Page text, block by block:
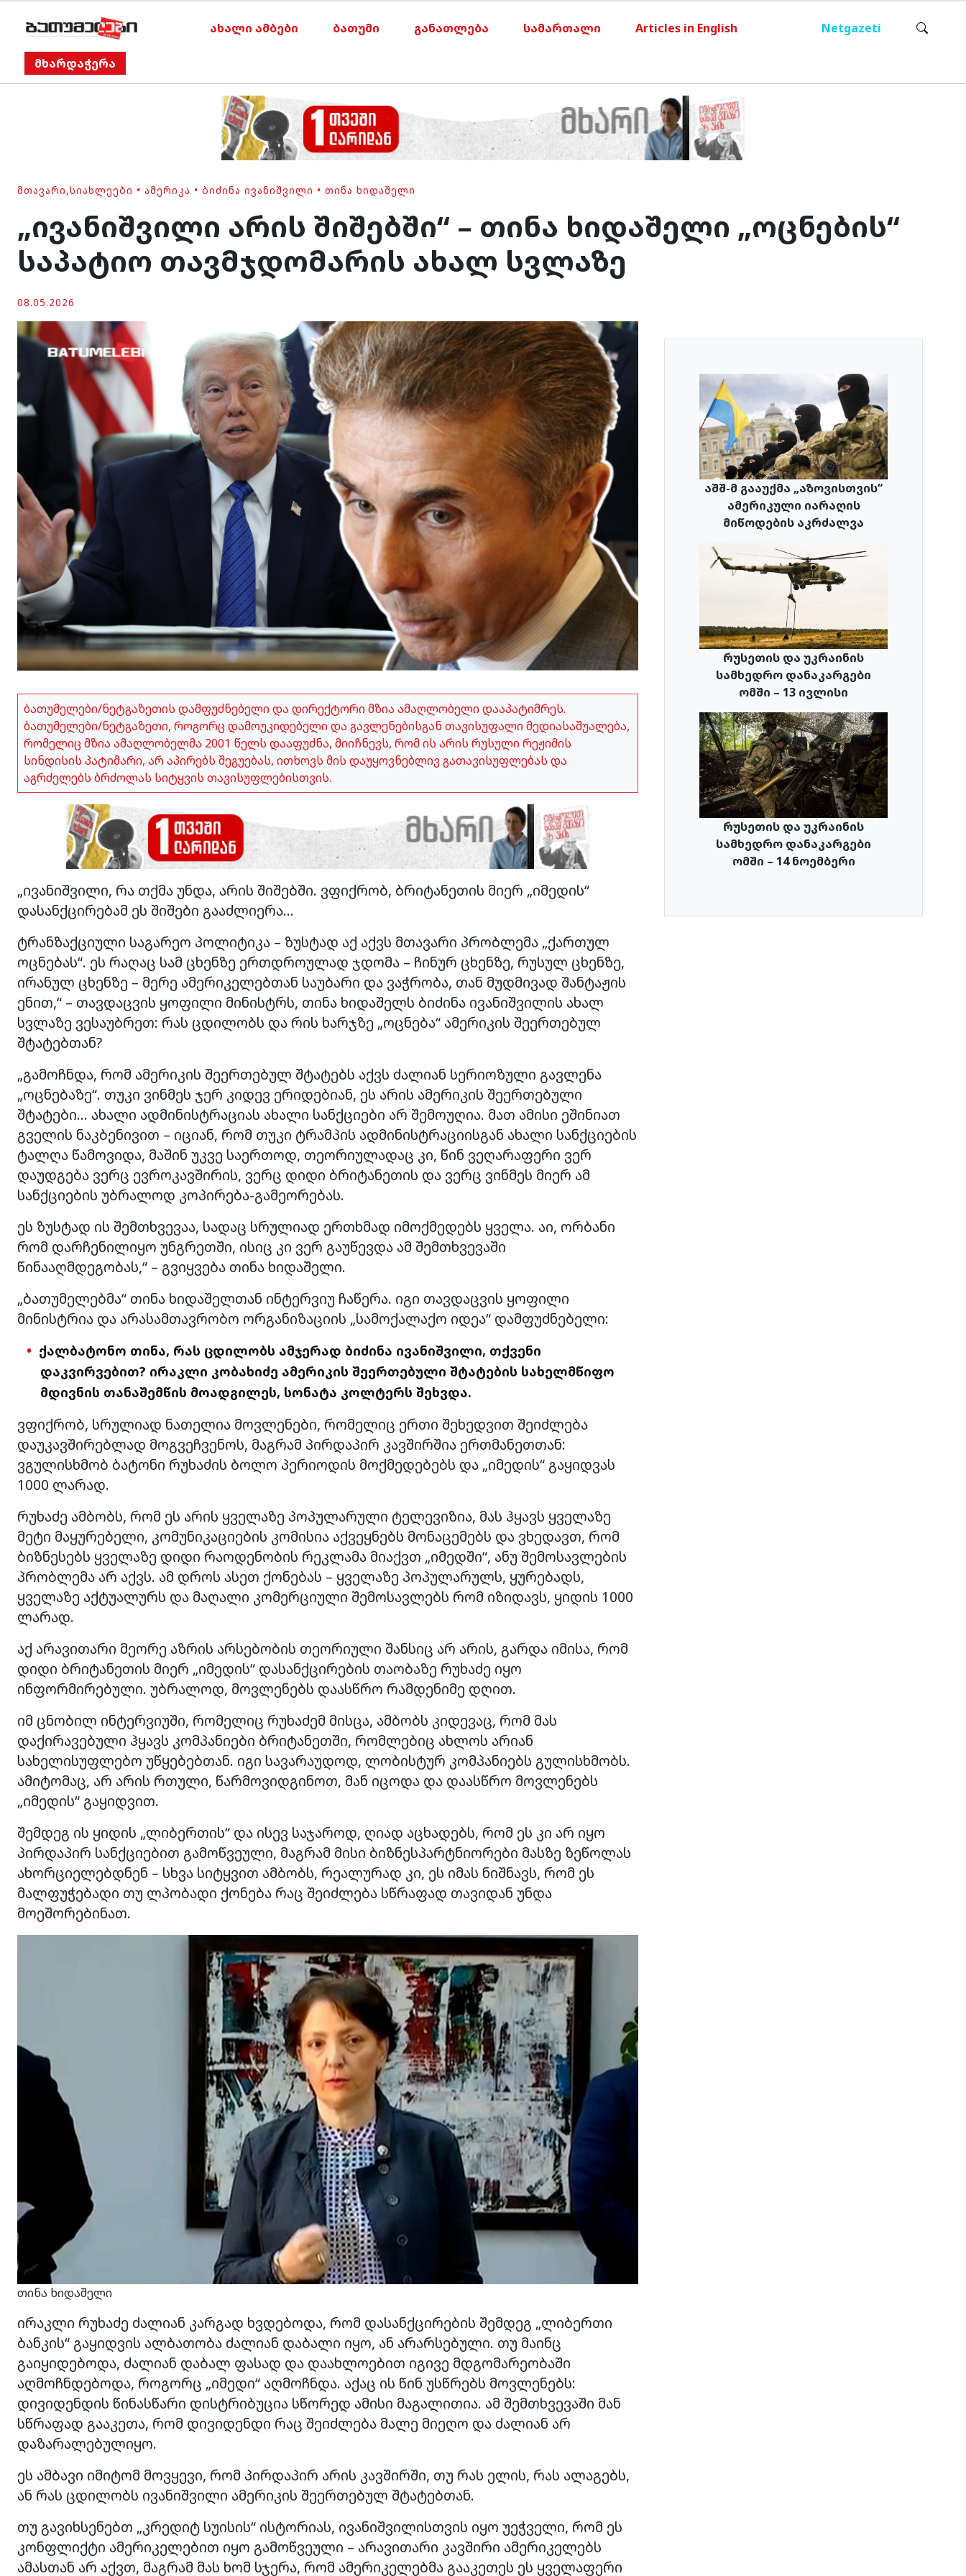
ახალი ამბები ბათუმი განათლება სამართალი Articles in English Netgazeti
მხარდაჭერა
ᲛᲗᲐᲕᲐᲠᲘ,ᲡᲘᲐᲮᲚᲔᲔᲑᲘ • ᲐᲛᲔᲠᲘᲙᲐ • ᲑᲘᲫᲘᲜᲐ ᲘᲕᲐᲜᲘᲨᲕᲘᲚᲘ • ᲗᲘᲜᲐ ᲮᲘᲓᲐᲨᲔᲚᲘ
„ივანიშვილი არის შიშებში“ – თინა ხიდაშელი „ოცნების“
საპატიო თავმჯდომარის ახალ სვლაზე
08.05.2026
ბათუმელები/ნეტგაზეთის დამფუძნებელი და დირექტორი მზია ამაღლობელი დააპატიმრეს.
ბათუმელები/ნეტგაზეთი, როგორც დამოუკიდებელი და გავლენებისგან თავისუფალი მედიასაშუალება,
რომელიც მზია ამაღლობელმა 2001 წელს დააფუძნა, მიიჩნევს, რომ ის არის რუსული რეჟიმის
სინდისის პატიმარი, არ აპირებს შეგუებას, ითხოვს მის დაუყოვნებლივ გათავისუფლებას და
აგრძელებს ბრძოლას სიტყვის თავისუფლებისთვის.
„ივანიშვილი, რა თქმა უნდა, არის შიშებში. ვფიქრობ, ბრიტანეთის მიერ „იმედის“
დასანქცირებამ ეს შიშები გააძლიერა…
ტრანზაქციული საგარეო პოლიტიკა – ზუსტად აქ აქვს მთავარი პრობლემა „ქართულ
ოცნებას“. ეს რაღაც სამ ცხენზე ერთდროულად ჯდომა – ჩინურ ცხენზე, რუსულ ცხენზე,
ირანულ ცხენზე – მერე ამერიკელებთან საუბარი და ვაჭრობა, თან მუდმივად შანტაჟის
ენით,“ – თავდაცვის ყოფილი მინისტრს, თინა ხიდაშელს ბიძინა ივანიშვილის ახალ
სვლაზე ვესაუბრეთ: რას ცდილობს და რის ხარჯზე „ოცნება“ ამერიკის შეერთებულ
შტატებთან?
„გამოჩნდა, რომ ამერიკის შეერთებულ შტატებს აქვს ძალიან სერიოზული გავლენა
„ოცნებაზე“. თუკი ვინმეს ჯერ კიდევ ერიდებიან, ეს არის ამერიკის შეერთებული
შტატები… ახალი ადმინისტრაციას ახალი სანქციები არ შემოუღია. მათ ამისი ეშინიათ
გველის ნაკბენივით – იციან, რომ თუკი ტრამპის ადმინისტრაციისგან ახალი სანქციების
ტალღა წამოვიდა, მაშინ უკვე საერთოდ, თეორიულადაც კი, წინ ვეღარაფერი ვერ
დაუდგება ვერც ევროკავშირის, ვერც დიდი ბრიტანეთის და ვერც ვინმეს მიერ ამ
სანქციების უბრალოდ კოპირება-გამეორებას.
ეს ზუსტად ის შემთხვევაა, სადაც სრულიად ერთხმად იმოქმედებს ყველა. აი, ორბანი
რომ დარჩენილიყო უნგრეთში, ისიც კი ვერ გაუწევდა ამ შემთხვევაში
წინააღმდეგობას,“ – გვიყვება თინა ხიდაშელი.
„ბათუმელებმა“ თინა ხიდაშელთან ინტერვიუ ჩაწერა. იგი თავდაცვის ყოფილი
მინისტრია და არასამთავრობო ორგანიზაციის „სამოქალაქო იდეა“ დამფუძნებელი:
ქალბატონო თინა, რას ცდილობს ამჯერად ბიძინა ივანიშვილი, თქვენი
დაკვირვებით? ირაკლი კობახიძე ამერიკის შეერთებული შტატების სახელმწიფო
მდივნის თანაშემწის მოადგილეს, სონატა კოლტერს შეხვდა.
ვფიქრობ, სრულიად ნათელია მოვლენები, რომელიც ერთი შეხედვით შეიძლება
დაუკავშირებლად მოგვეჩვენოს, მაგრამ პირდაპირ კავშირშია ერთმანეთთან:
ვგულისხმობ ბატონი რუხაძის ბოლო პერიოდის მოქმედებებს და „იმედის“ გაყიდვას
1000 ლარად.
რუხაძე ამბობს, რომ ეს არის ყველაზე პოპულარული ტელევიზია, მას ჰყავს ყველაზე
მეტი მაყურებელი, კომუნიკაციების კომისია აქვეყნებს მონაცემებს და ვხედავთ, რომ
ბიზნესებს ყველაზე დიდი რაოდენობის რეკლამა მიაქვთ „იმედში“, ანუ შემოსავლების
პრობლემა არ აქვს. ამ დროს ასეთ ქონებას – ყველაზე პოპულარულს, ყურებადს,
ყველაზე აქტუალურს და მაღალი კომერციული შემოსავლებს რომ იზიდავს, ყიდის 1000
ლარად.
აქ არავითარი მეორე აზრის არსებობის თეორიული შანსიც არ არის, გარდა იმისა, რომ
დიდი ბრიტანეთის მიერ „იმედის“ დასანქცირების თაობაზე რუხაძე იყო
ინფორმირებული. უბრალოდ, მოვლენებს დაასწრო რამდენიმე დღით.
იმ ცნობილ ინტერვიუში, რომელიც რუხაძემ მისცა, ამბობს კიდევაც, რომ მას
დაქირავებული ჰყავს კომპანიები ბრიტანეთში, რომლებიც ახლოს არიან
სახელისუფლებო უწყებებთან. იგი სავარაუდოდ, ლობისტურ კომპანიებს გულისხმობს.
ამიტომაც, არ არის რთული, წარმოვიდგინოთ, მან იცოდა და დაასწრო მოვლენებს
„იმედის“ გაყიდვით.
შემდეგ ის ყიდის „ლიბერთის“ და ისევ საჯაროდ, ღიად აცხადებს, რომ ეს კი არ იყო
პირდაპირ სანქციებით გამოწვეული, მაგრამ მისი ბიზნესპარტნიორები მასზე ზეწოლას
ახორციელებდნენ – სხვა სიტყვით ამბობს, რეალურად კი, ეს იმას ნიშნავს, რომ ეს
მალფუჭებადი თუ ლპობადი ქონება რაც შეიძლება სწრაფად თავიდან უნდა
მოეშორებინათ.
თინა ხიდაშელი
ირაკლი რუხაძე ძალიან კარგად ხვდებოდა, რომ დასანქცირების შემდეგ „ლიბერთი
ბანკის“ გაყიდვის ალბათობა ძალიან დაბალი იყო, ან არარსებული. თუ მაინც
გაიყიდებოდა, ძალიან დაბალ ფასად და დაახლოებით იგივე მდგომარეობაში
აღმოჩნდებოდა, როგორც „იმედი“ აღმოჩნდა. აქაც ის წინ უსწრებს მოვლენებს:
დივიდენდის წინასწარი დისტრიბუცია სწორედ ამისი მაგალითია. ამ შემთხვევაში მან
სწრაფად გააკეთა, რომ დივიდენდი რაც შეიძლება მალე მიეღო და ძალიან არ
დაზარალებულიყო.
ეს ამბავი იმიტომ მოვყევი, რომ პირდაპირ არის კავშირში, თუ რას ელის, რას ალაგებს,
ან რას ცდილობს ივანიშვილი ამერიკის შეერთებულ შტატებთან.
თუ გავიხსენებთ „კრედიტ სუისის“ ისტორიას, ივანიშვილისთვის იყო უეჭველი, რომ ეს
კონფლიქტი ამერიკელებით იყო გამოწვეული – არავითარი კავშირი ამერიკელებს
ამასთან არ აქვთ, მაგრამ მას ხომ სჯერა, რომ ამერიკელებმა გააკეთეს ეს ყველაფერი
აშშ-მ გააუქმა „აზოვისთვის“
ამერიკული იარაღის
მიწოდების აკრძალვა
რუსეთის და უკრაინის
სამხედრო დანაკარგები
ომში – 13 ივლისი
რუსეთის და უკრაინის
სამხედრო დანაკარგები
ომში – 14 ნოემბერი